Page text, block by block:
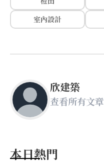
室內設計
欣建築
查看所有文章
本日熱門